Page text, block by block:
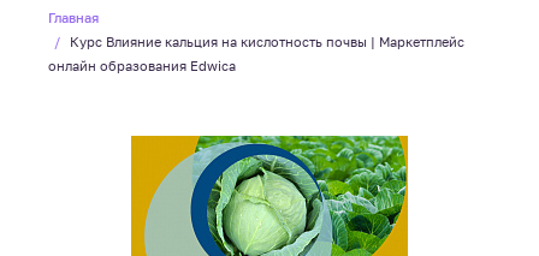
Главная
Курс Влияние кальция на кислотность почвы | Маркетплейс
онлайн образования Edwica